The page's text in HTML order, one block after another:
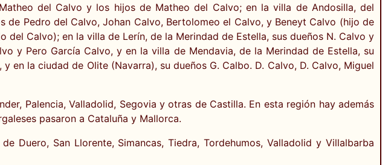
del Calvo y los hijos de Matheo del Calvo; en la villa de Andosilla, del
Pedro del Calvo, Johan Calvo, Bertolomeo el Calvo, y Beneyt Calvo (hijo de
Calvo); en la villa de Lerín, de la Merindad de Estella, sus dueños N. Calvo y
y Pero García Calvo, y en la villa de Mendavia, de la Merindad de Estella, su
en la ciudad de Olite (Navarra), su dueños G. Calbo. D. Calvo, D. Calvo, Miguel
Palencia, Valladolid, Segovia y otras de Castilla. En esta región hay además
pasaron a Cataluña y Mallorca.
Duero, San Llorente, Simancas, Tiedra, Tordehumos, Valladolid y Villalbarba